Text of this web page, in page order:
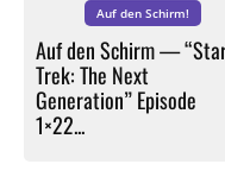
Auf den Schirm!
Auf den Schirm —
Trek: The Next
Generation” Episode
1×22...